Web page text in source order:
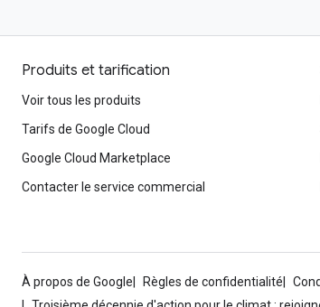
Produits et tarification
Voir tous les produits
Tarifs de Google Cloud
Google Cloud Marketplace
Contacter le service commercial
À propos de Google Règles de confidentialité